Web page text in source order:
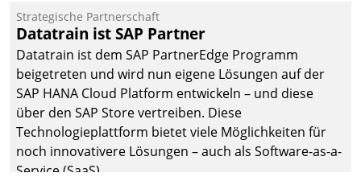
Einsparungen durch optimierte und automatisierte
Prozesse. Doch man darf nicht zu viel erwarten: Allein
mit der Einführung einer neuen Software ist es nicht
getan. Die Digitalisierung erfordert von Unternehmen
die Bereitschaft, sich zu überprüfen, zu hinterfragen
und zu verändern.
Strategische Partnerschaft
Datatrain ist SAP Partner
Datatrain ist dem SAP PartnerEdge Programm
beigetreten und wird nun eigene Lösungen auf der
SAP HANA Cloud Platform entwickeln – und diese
über den SAP Store vertreiben. Diese
Technologieplattform bietet viele Möglichkeiten für
noch innovativere Lösungen – auch als Software-as-a-
Service (SaaS).